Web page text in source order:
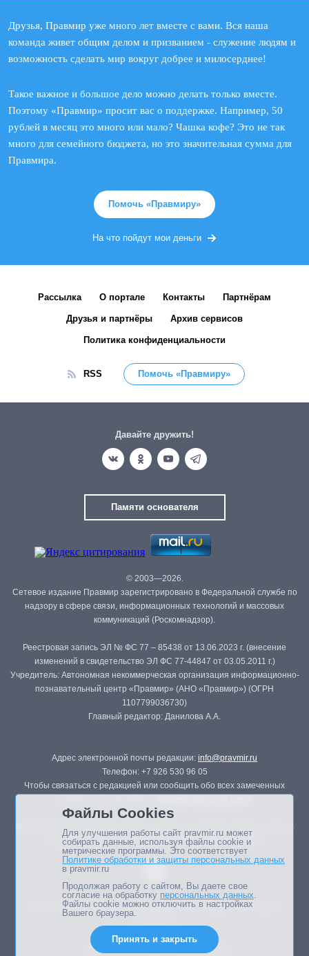
Друзья, Правмир уже много лет вместе с вами. Вся наша
команда живет общим делом и призванием - служение людям и
возможность сделать мир вокруг добрее и милосерднее!
Такое важное и большое дело можно делать только вместе.
Поэтому «Правмир» просит вас о поддержке. Например, 50
рублей в месяц это много или мало? Чашка кофе? Это не так
много для семейного бюджета, но это значительная сумма для
Правмира.
Помочь «Правмиру»
На что пойдут мои деньги
Рассылка О портале Контакты Партнёрам
Друзья и партнёры Архив сервисов
Политика конфиденциальности
RSS Помочь «Правмиру»
Давайте дружить!
Памяти основателя
© 2003—2026.
Сетевое издание Правмир зарегистрировано в Федеральной службе по
надзору в сфере связи, информационных технологий и массовых
коммуникаций (Роскомнадзор).
Реестровая запись ЭЛ № ФС 77 – 85438 от 13.06.2023 г. (внесение
изменений в свидетельство ЭЛ ФС 77-44847 от 03.05.2011 г.)
Учредитель: Автономная некоммерческая организация информационно-
познавательный центр «Правмир» (АНО «Правмир») (ОГРН
1107799036730)
Главный редактор: Данилова А.А.
Адрес электронной почты редакции: info@pravmir.ru
Телефон: +7 926 530 96 05
Чтобы связаться с редакцией или сообщить обо всех замеченных
Републикация материалов сайта в печатных изданиях (книгах, прессе)
возможна только с письменного разрешения редакции.
Мнение авторов статей портала может не совпадать с позицией
Дизайн сайта -
Файлы Cookies
Для улучшения работы сайт pravmir.ru может
собирать данные, используя файлы cookie и
метрические программы. Это соответствует
Политике обработки и защиты персональных данных
в pravmir.ru
Продолжая работу с сайтом, Вы даете свое
согласие на обработку персональных данных.
Файлы cookie можно отключить в настройках
Вашего браузера.
Принять и закрыть